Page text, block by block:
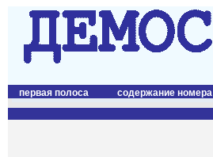
первая полоса содержание номера